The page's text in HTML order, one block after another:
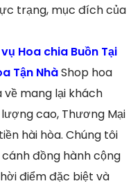
trạng, mục đích của
Hoa chia Buồn Tại
Tận NhàShop hoa
mang lại khách
cao, Thương Mại
hài hòa. Chúng tôi
đồng hành cộng
điểm đặc biệt và